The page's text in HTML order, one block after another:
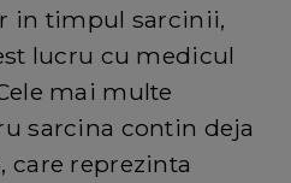
in timpul sarcinii,
lucru cu medicul
mai multe
sarcina contin deja
care reprezinta